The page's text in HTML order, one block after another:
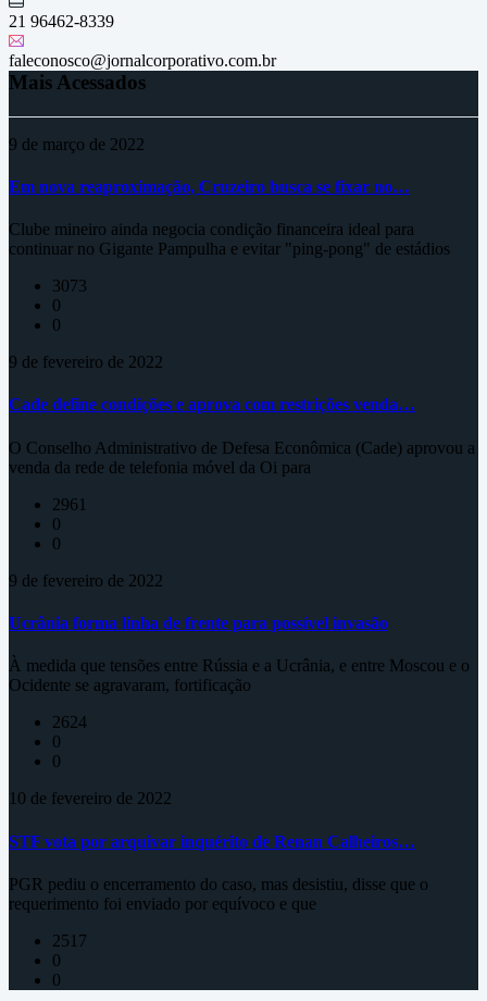
21 96462-8339
faleconosco@jornalcorporativo.com.br
Mais Acessados
9 de março de 2022
Em nova reaproximação, Cruzeiro busca se fixar no…
Clube mineiro ainda negocia condição financeira ideal para
continuar no Gigante Pampulha e evitar "ping-pong" de estádios
3073
0
0
9 de fevereiro de 2022
Cade define condições e aprova com restrições venda…
O Conselho Administrativo de Defesa Econômica (Cade) aprovou a
venda da rede de telefonia móvel da Oi para
2961
0
0
9 de fevereiro de 2022
Ucrânia forma linha de frente para possível invasão
À medida que tensões entre Rússia e a Ucrânia, e entre Moscou e o
Ocidente se agravaram, fortificação
2624
0
0
10 de fevereiro de 2022
STF vota por arquivar inquérito de Renan Calheiros…
PGR pediu o encerramento do caso, mas desistiu, disse que o
requerimento foi enviado por equívoco e que
2517
0
0